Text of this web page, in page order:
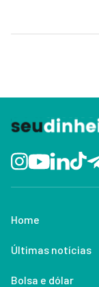
Home
Últimas notícias
Bolsa e dólar